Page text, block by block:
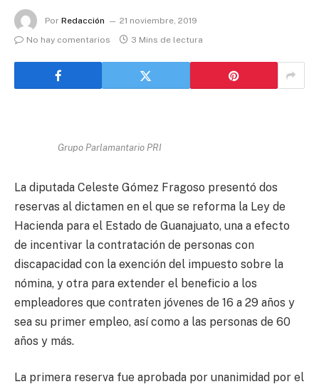
Por Redacción
21 noviembre, 2019
No hay comentarios
3 Mins de lectura
Grupo Parlamantario PRI
La diputada Celeste Gómez Fragoso presentó dos
reservas al dictamen en el que se reforma la Ley de
Hacienda para el Estado de Guanajuato, una a efecto
de incentivar la contratación de personas con
discapacidad con la exención del impuesto sobre la
nómina, y otra para extender el beneficio a los
empleadores que contraten jóvenes de 16 a 29 años y
sea su primer empleo, así como a las personas de 60
años y más.
La primera reserva fue aprobada por unanimidad por el